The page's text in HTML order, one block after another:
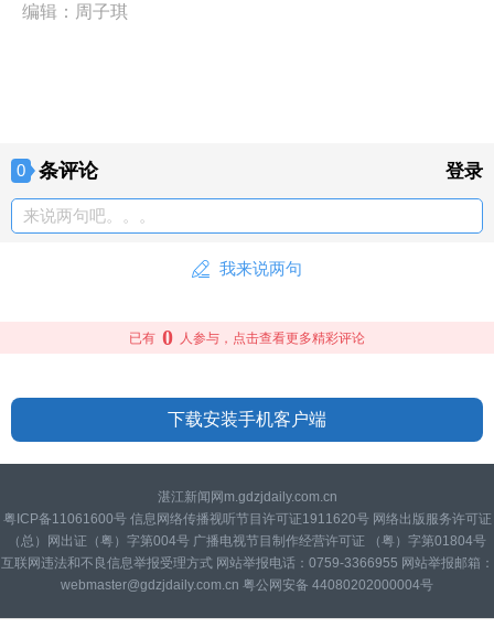
编辑： 周子琪
0 条评论 登录
来说两句吧。。。
我来说两句
已有 0 人参与，点击查看更多精彩评论
下载安装手机客户端
湛江新闻网m.gdzjdaily.com.cn
粤ICP备11061600号 信息网络传播视听节目许可证1911620号 网络出版服务许可证
（总）网出证（粤）字第004号 广播电视节目制作经营许可证 （粤）字第01804号
互联网违法和不良信息举报受理方式 网站举报电话：0759-3366955 网站举报邮箱：
webmaster@gdzjdaily.com.cn 粤公网安备 44080202000004号